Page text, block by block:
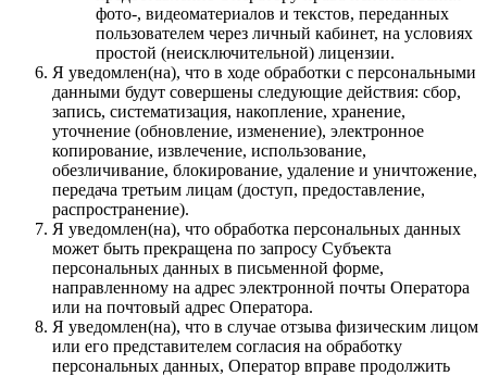
фото-, видеоматериалов и текстов, переданных
пользователем через личный кабинет, на условиях
простой (неисключительной) лицензии.
Я уведомлен(на), что в ходе обработки с персональными
данными будут совершены следующие действия: сбор,
запись, систематизация, накопление, хранение,
уточнение (обновление, изменение), электронное
копирование, извлечение, использование,
обезличивание, блокирование, удаление и уничтожение,
передача третьим лицам (доступ, предоставление,
распространение).
Я уведомлен(на), что обработка персональных данных
может быть прекращена по запросу Субъекта
персональных данных в письменной форме,
направленному на адрес электронной почты Оператора
или на почтовый адрес Оператора.
Я уведомлен(на), что в случае отзыва физическим лицом
или его представителем согласия на обработку
персональных данных, Оператор вправе продолжить